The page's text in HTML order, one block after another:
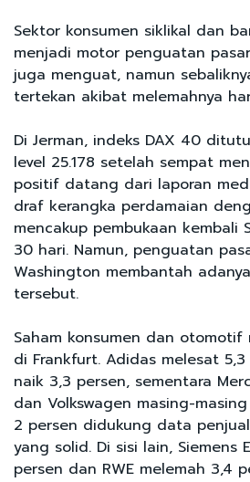
Sektor konsumen siklikal dan
menjadi motor penguatan
juga menguat, namun
tertekan akibat melemahnya
Di Jerman, indeks DAX 40
level 25.178 setelah sempat
positif datang dari laporan
draf kerangka perdamaian
mencakup pembukaan kembali
30 hari. Namun, penguatan
Washington membantah
tersebut.
Saham konsumen dan otomotif
di Frankfurt. Adidas melesat
naik 3,3 persen, sementara
dan Volkswagen masing-
2 persen didukung data
yang solid. Di sisi lain, Siemens
persen dan RWE melemah 3,4